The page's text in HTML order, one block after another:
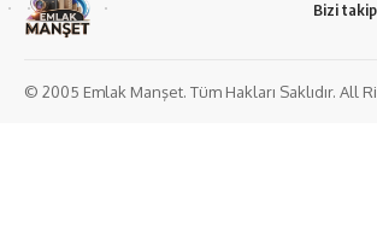
Bizi
© 2005 Emlak Manşet. Tüm Hakları Saklıdır. All